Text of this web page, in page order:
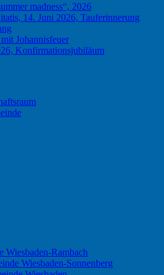
madness“, 2026
14. Juni 2026, Tauferinnerung
Johannisfeuer
Konfirmationsjubiläum
Wiesbaden-Rambach
Wiesbaden-Sonnenberg